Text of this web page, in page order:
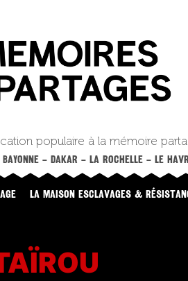
populaire à la mémoire
BAYONNE – DAKAR – LA ROCHELLE – LE
LA MAISON ESCLAVAGES &